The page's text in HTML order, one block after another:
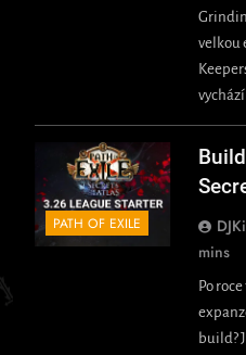
velkou
PATH OF EXILE
mins
Po
build?